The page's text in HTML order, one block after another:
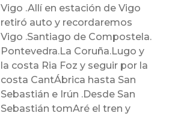
Vigo .Allí en estación de Vigo
retiró auto y recordaremos
Vigo .Santiago de Compostela.
Pontevedra.La Coruña.Lugo y
la costa Ria Foz y seguir por la
costa CantÁbrica hasta San
Sebastián e Irún .Desde San
Sebastián tomAré el tren y